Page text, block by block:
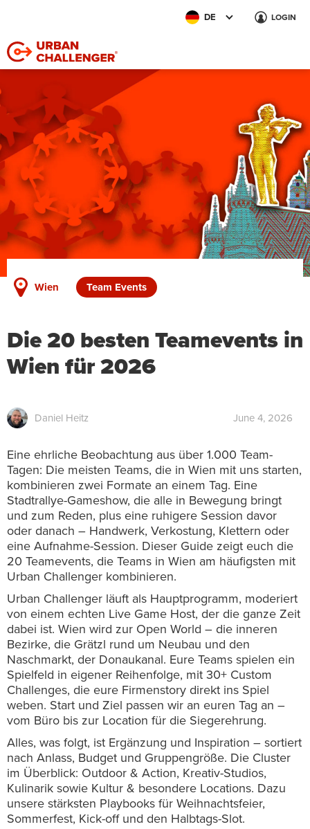
DE LOGIN
Wien Team Events
Die 20 besten Teamevents in
Wien für 2026
Daniel Heitz June 4, 2026
Eine ehrliche Beobachtung aus über 1.000 Team-
Tagen: Die meisten Teams, die in Wien mit uns starten,
kombinieren zwei Formate an einem Tag. Eine
Stadtrallye-Gameshow, die alle in Bewegung bringt
und zum Reden, plus eine ruhigere Session davor
oder danach – Handwerk, Verkostung, Klettern oder
eine Aufnahme-Session. Dieser Guide zeigt euch die
20 Teamevents, die Teams in Wien am häufigsten mit
Urban Challenger kombinieren.
Urban Challenger läuft als Hauptprogramm, moderiert
von einem echten Live Game Host, der die ganze Zeit
dabei ist. Wien wird zur Open World – die inneren
Bezirke, die Grätzl rund um Neubau und den
Naschmarkt, der Donaukanal. Eure Teams spielen ein
Spielfeld in eigener Reihenfolge, mit 30+ Custom
Challenges, die eure Firmenstory direkt ins Spiel
weben. Start und Ziel passen wir an euren Tag an –
vom Büro bis zur Location für die Siegerehrung.
Alles, was folgt, ist Ergänzung und Inspiration – sortiert
nach Anlass, Budget und Gruppengröße. Die Cluster
im Überblick: Outdoor & Action, Kreativ-Studios,
Kulinarik sowie Kultur & besondere Locations. Dazu
unsere stärksten Playbooks für Weihnachtsfeier,
Sommerfest, Kick-off und den Halbtags-Slot.